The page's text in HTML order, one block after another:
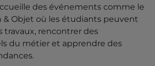
des événements comme le
& Objet où les étudiants peuvent
travaux, rencontrer des
du métier et apprendre des